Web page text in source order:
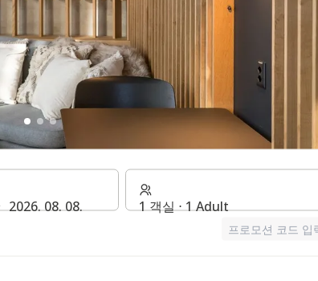
-클로텐
2026. 08. 08. 1 객실 ⋅ 1 Adult
프로모션 코드 입력